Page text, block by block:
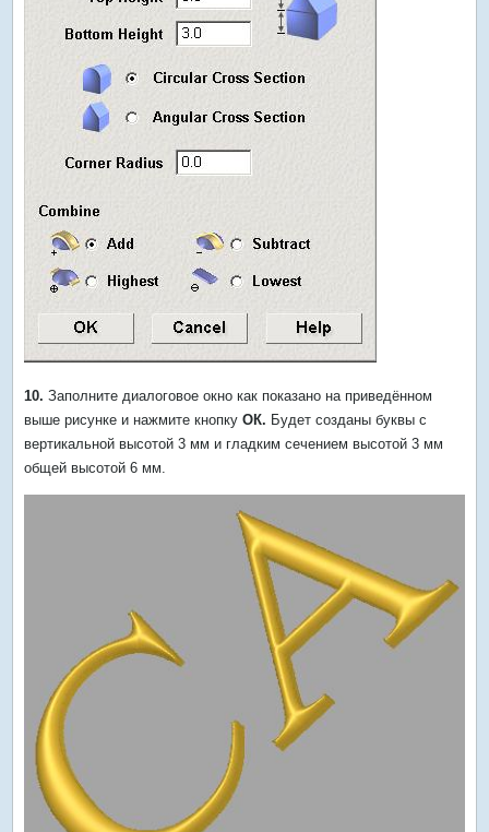
10. Заполните диалоговое окно как показано на приведённом
выше рисунке и нажмите кнопку ОК. Будет созданы буквы с
вертикальной высотой 3 мм и гладким сечением высотой 3 мм
общей высотой 6 мм.